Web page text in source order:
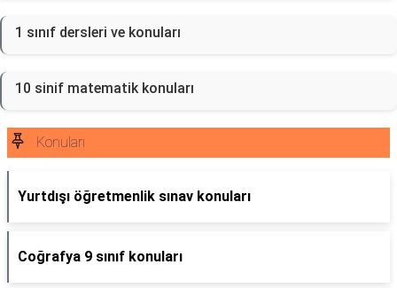
1 sınıf dersleri ve konuları
10 sinif matematik konuları
Konuları
Yurtdışı öğretmenlik sınav konuları
Coğrafya 9 sınıf konuları